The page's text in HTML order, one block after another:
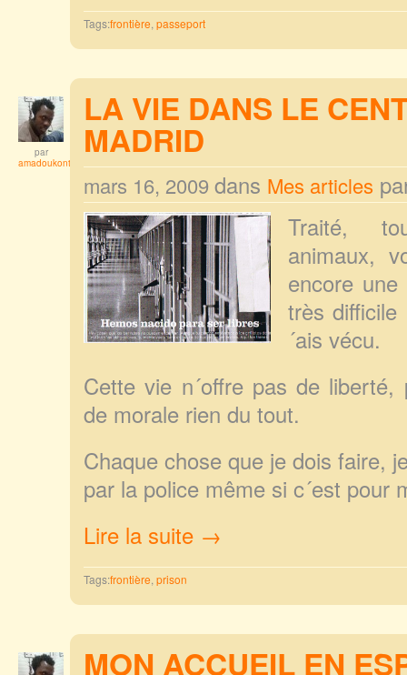
Tags:frontière, passeport
par
amadoukonta
LA VIE DANS LE
MADRID
mars 16, 2009 dans Mes articles
Traité,
animaux,
encore
très
´ais vécu.
Cette vie n´offre pas de
de morale rien du tout.
Chaque chose que je dois faire,
par la police même si c´est pour
Lire la suite →
Tags:frontière, prison
MON ACCUEIL EN